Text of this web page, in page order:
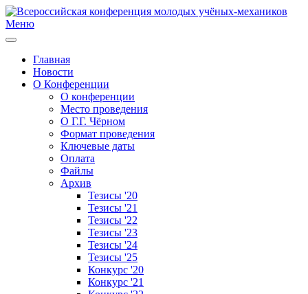
Меню
Главная
Новости
О Конференции
О конференции
Место проведения
О Г.Г. Чёрном
Формат проведения
Ключевые даты
Оплата
Файлы
Архив
Тезисы '20
Тезисы '21
Тезисы '22
Тезисы '23
Тезисы '24
Тезисы '25
Конкурс '20
Конкурс '21